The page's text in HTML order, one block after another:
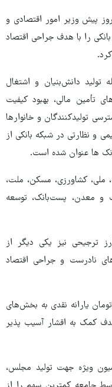
پیش وزیر امور اقتصادی و
را با هدف جراحی اقتصاد
تولید دانش‌بنیان و اشتغال
تأمین مالی، بهبود کیفیت
تولیدکنندگان و خانوارها
و نظارتی در شبکه بانکی از
ها عنوان شده است.
ملی، کشاورزی، مسکن، ملت،
و معدن، پست‌بانک، توسعه
ترجیحی نیز یکی دیگر از
نادرست و جراحی اقتصاد
یارانه نقدی به بخش‌های
کمک به اقشار آسیب پذیر
ویژه جهت تولید مجلس،